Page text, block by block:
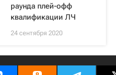
раунда плей-офф
квалификации ЛЧ
24 сентября 2020